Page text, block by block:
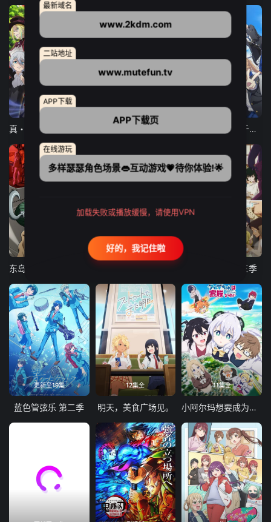
12集全 12集全 13集全
弹珠汽水瓶里的千岁同学
更新至21集
致不灭的你 第三季
更新至19集
蓝色管弦乐 第二季
12集全
明天，美食广场见。
11集全
小阿尔玛想要成为家人
最新域名
www.2kdm.com
二站地址
www.mutefun.tv
APP下载
APP下载页
在线游玩
多样瑟瑟角色场景👄互动游戏💗待你体验!🌟
加载失败或播放缓慢，请使用VPN
好的，我记住啦